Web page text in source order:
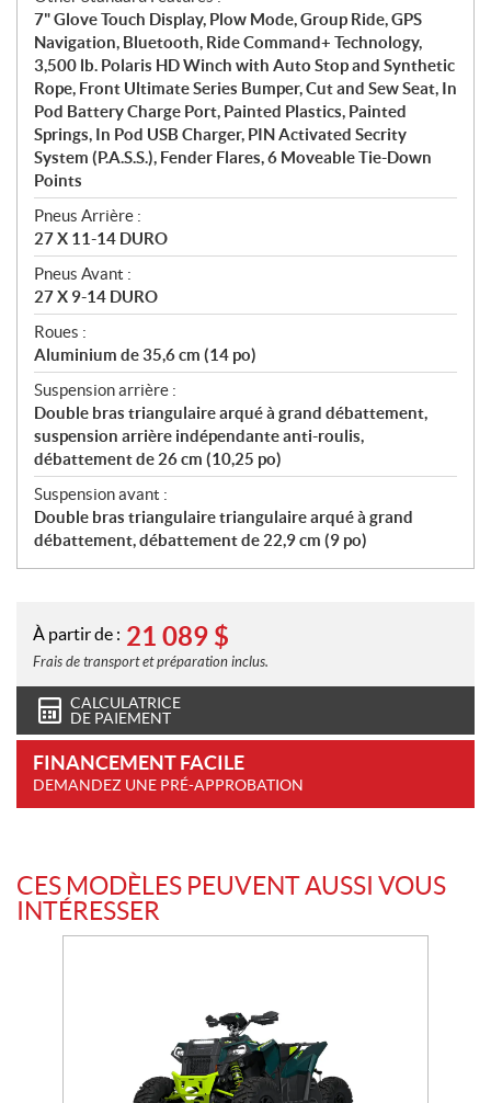
7" Glove Touch Display, Plow Mode, Group Ride, GPS
Navigation, Bluetooth, Ride Command+ Technology,
3,500 lb. Polaris HD Winch with Auto Stop and Synthetic
Rope, Front Ultimate Series Bumper, Cut and Sew Seat, In
Pod Battery Charge Port, Painted Plastics, Painted
Springs, In Pod USB Charger, PIN Activated Secrity
System (P.A.S.S.), Fender Flares, 6 Moveable Tie-Down
Points
Pneus Arrière :
27 X 11-14 DURO
Pneus Avant :
27 X 9-14 DURO
Roues :
Aluminium de 35,6 cm (14 po)
Suspension arrière :
Double bras triangulaire arqué à grand débattement,
suspension arrière indépendante anti-roulis,
débattement de 26 cm (10,25 po)
Suspension avant :
Double bras triangulaire triangulaire arqué à grand
débattement, débattement de 22,9 cm (9 po)
À partir de : 21 089 $
Frais de transport et préparation inclus.
CALCULATRICE
DE PAIEMENT
FINANCEMENT FACILE
DEMANDEZ UNE PRÉ-APPROBATION
CES MODÈLES PEUVENT AUSSI VOUS
INTÉRESSER